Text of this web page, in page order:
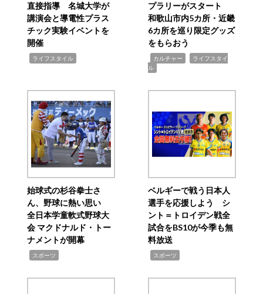
直接指導 名城大学が
講演会と導電性プラス
チック実験イベントを
開催
ライフスタイル
プラリーがスタート
和歌山市内5カ所・近畿
6カ所を巡り限定グッズ
をもらおう
カルチャー
ライフスタイ
ル
始球式の杉谷拳士さ
ん、野球に熱い思い
全日本学童軟式野球大
会 マクドナルド・トー
ナメントが開幕
スポーツ
ベルギーで戦う日本人
選手を応援しよう シ
ント＝トロイデン戦全
試合をBS10が今季も無
料放送
スポーツ